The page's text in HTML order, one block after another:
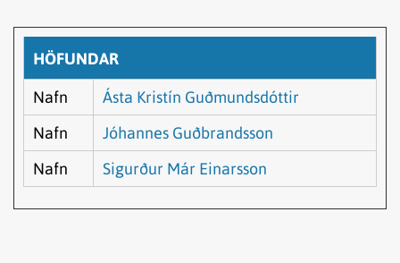
HÖFUNDAR
Nafn
Ásta Kristín Guðmundsdóttir
Nafn
Jóhannes Guðbrandsson
Nafn
Sigurður Már Einarsson